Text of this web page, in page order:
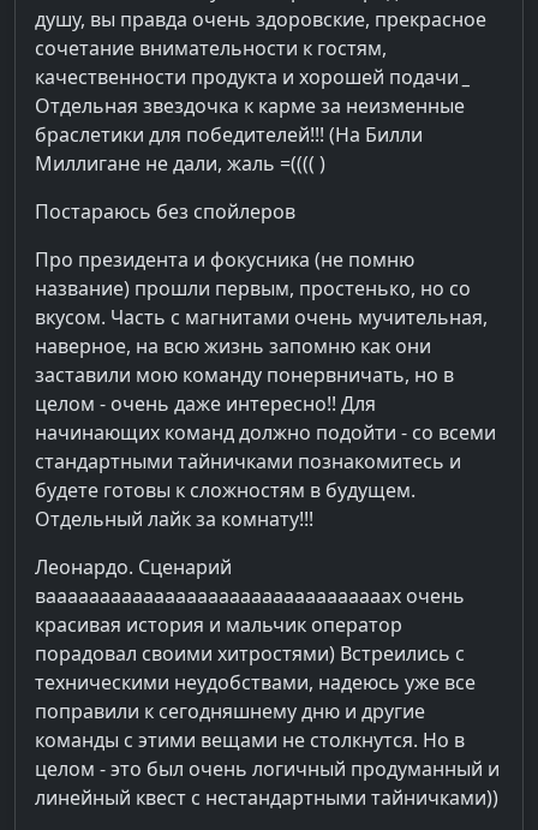
душу, вы правда очень здоровские, прекрасное
сочетание внимательности к гостям,
качественности продукта и хорошей подачи
Отдельная звездочка к карме за неизменные
браслетики для победителей!!! (На Билли
Миллигане не дали, жаль =(((( )
Постараюсь без спойлеров
Про президента и фокусника (не помню
название) прошли первым, простенько, но со
вкусом. Часть с магнитами очень мучительная,
наверное, на всю жизнь запомню как они
заставили мою команду понервничать, но в
целом - очень даже интересно!! Для
начинающих команд должно подойти - со всеми
стандартными тайничками познакомитесь и
будете готовы к сложностям в будущем.
Отдельный лайк за комнату!!!
Леонардо. Сценарий
ваааааааааааааааааааааааааааааааах очень
красивая история и мальчик оператор
порадовал своими хитростями) Встреились с
техническими неудобствами, надеюсь уже все
поправили к сегодняшнему дню и другие
команды с этими вещами не столкнутся. Но в
целом - это был очень логичный продуманный и
линейный квест с нестандартными тайничками))